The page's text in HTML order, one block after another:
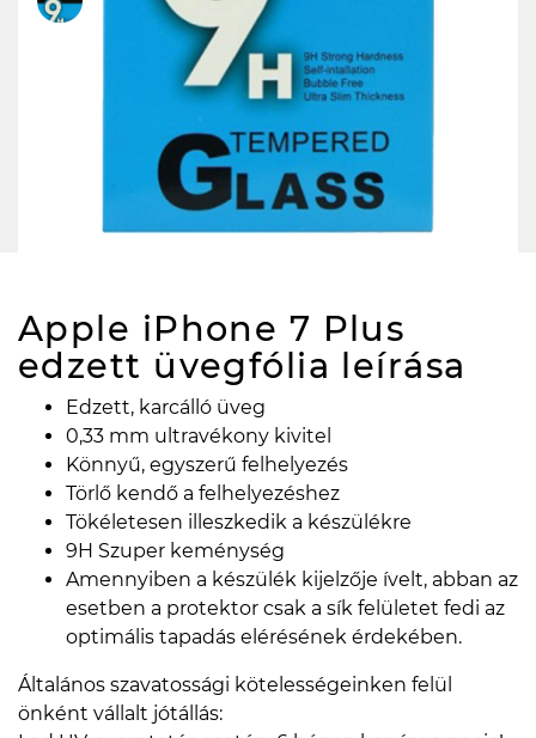
Apple iPhone 7 Plus
edzett üvegfólia leírása
Edzett, karcálló üveg
0,33 mm ultravékony kivitel
Könnyű, egyszerű felhelyezés
Törlő kendő a felhelyezéshez
Tökéletesen illeszkedik a készülékre
9H Szuper keménység
Amennyiben a készülék kijelzője ívelt, abban az
esetben a protektor csak a sík felületet fedi az
optimális tapadás elérésének érdekében.
Általános szavatossági kötelességeinken felül
önként vállalt jótállás: